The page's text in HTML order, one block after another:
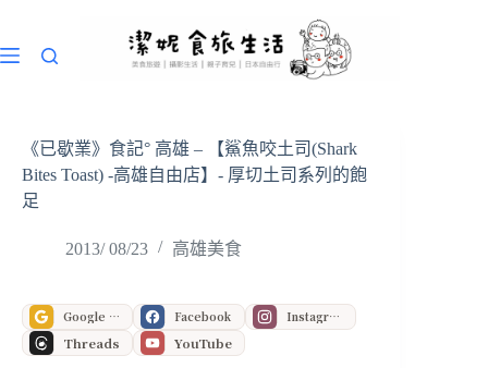
主
《已歇業》食記° 高雄 – 【鯊魚咬土司(Shark
Bites Toast) -高雄自由店】- 厚切土司系列的飽
足
2013/ 08/23 高雄美食
Google 偏好來源 Facebook Instagram
Threads YouTube